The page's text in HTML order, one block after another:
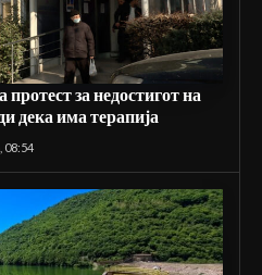
за недостигот на
дека има терапија
08:54